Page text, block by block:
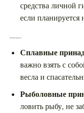
средства личной
если планируется
Для активных видов отдыха
Сплавные
важно взять с
весла и
Рыболовные
ловить рыбу, не